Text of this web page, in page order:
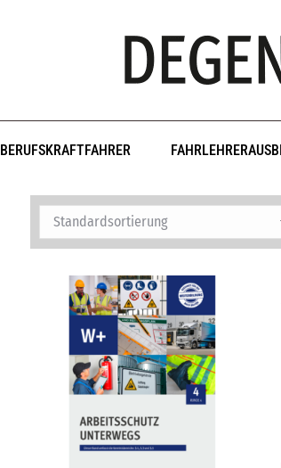
BERUFSKRAFTFAHRER